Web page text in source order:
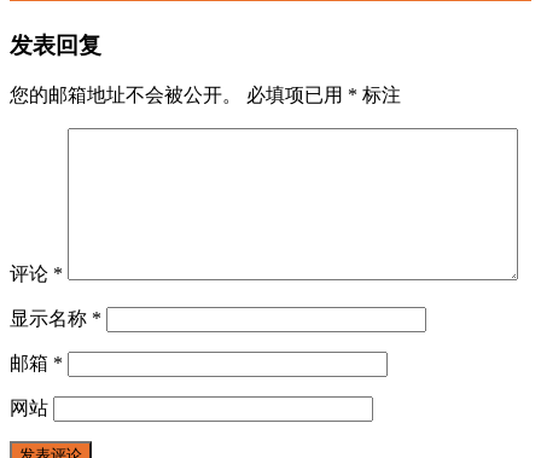
发表回复
您的邮箱地址不会被公开。 必填项已用 * 标注
评论 *
显示名称 *
邮箱 *
网站